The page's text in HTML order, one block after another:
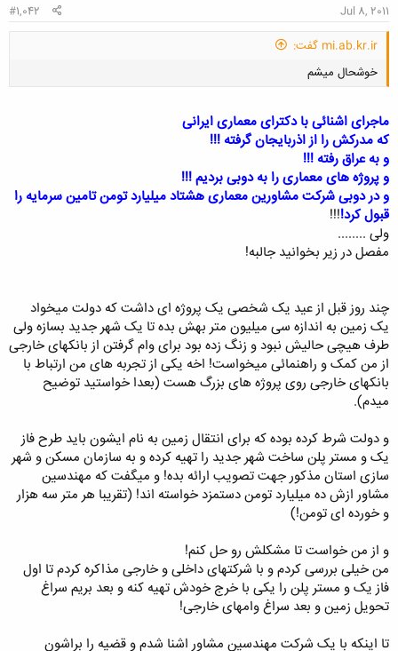
Jul 8, 2011
#1,042
mi.ab.kr.ir گفت:
خوشحال ميشم
کلیک کنید تا باز شود...
ماجرای اشنائی با دکترای معماری ایرانی
که مدرکش را از اذربایجان گرفته !!!
و به عراق رفته !!!
و پروژه های معماری را به دوبی بردیم !!!
و در دوبی شرکت مشاورین معماری هشتاد میلیارد تومن تامین سرمایه را
قبول کرد!!!!
ولی ........
مفصل در زیر بخوانید جالبه!
چند روز قبل از عید یک شخصی یک پروژه ای داشت که دولت میخواد
یک زمین به اندازه سی میلیون متر بهش بده تا یک شهر جدید بسازه ولی
طرف هیچی حالیش نبود و زنگ زده بود برای وام گرفتن از بانکهای خارجی
از من کمک و راهنمائی میخواست! اخه یکی از تجربه های من ارتباط با
بانکهای خارجی روی پروژه های بزرگ هست (بعدا خواستید توضیح
میدم).
و دولت شرط کرده بوده که برای انتقال زمین به نام ایشون باید طرح فاز
یک و مستر پلن ساخت شهر جدید را تهیه کرده و به سازمان مسکن و شهر
سازی استان مذکور جهت تصویب ارائه بده! و میگفت که مهندسین
مشاور ازش ده میلیارد تومن دستمزد خواسته اند! (تقریبا هر متر سه هزار
و خورده ای تومن!)
و از من خواست تا مشکلش رو حل کنم!
من خیلی بررسی کردم و با شرکتهای داخلی و خارجی مذاکره کردم تا اول
فاز یک و مستر پلن را یکی با خرج خودش تهیه کنه و بعد بریم سراغ
تحویل زمین و بعد سراغ وامهای خارجی!
تا اینکه با یک شرکت مهندسین مشاور اشنا شدم و قضیه را براشون